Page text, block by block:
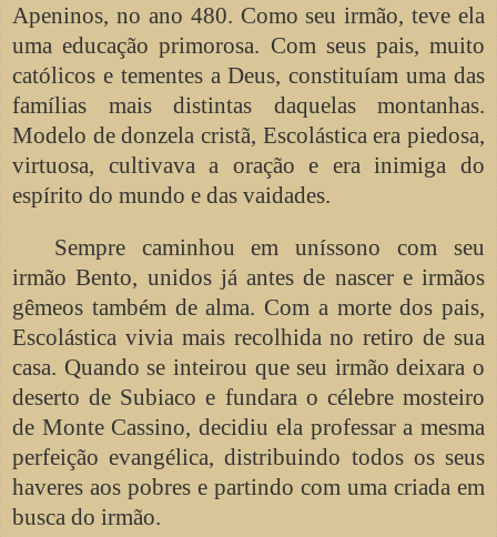
Apeninos, no ano 480. Como seu irmão, teve ela
uma educação primorosa. Com seus pais, muito
católicos e tementes a Deus, constituíam uma das
famílias mais distintas daquelas montanhas.
Modelo de donzela cristã, Escolástica era piedosa,
virtuosa, cultivava a oração e era inimiga do
espírito do mundo e das vaidades.
Sempre caminhou em uníssono com seu
irmão Bento, unidos já antes de nascer e irmãos
gêmeos também de alma. Com a morte dos pais,
Escolástica vivia mais recolhida no retiro de sua
casa. Quando se inteirou que seu irmão deixara o
deserto de Subiaco e fundara o célebre mosteiro
de Monte Cassino, decidiu ela professar a mesma
perfeição evangélica, distribuindo todos os seus
haveres aos pobres e partindo com uma criada em
busca do irmão.